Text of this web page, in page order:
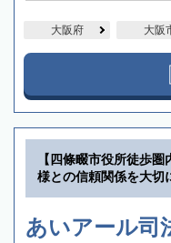
大阪府 大阪
【四條畷市役所徒歩
様との信頼関係を大切
あいアール司